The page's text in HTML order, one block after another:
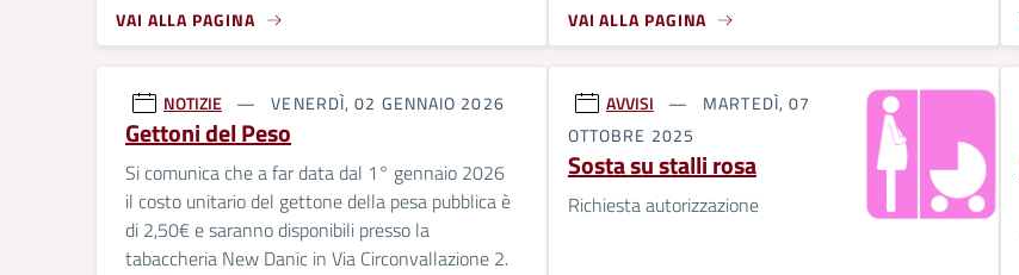
VAI ALLA PAGINA VAI ALLA PAGINA
NOTIZIE VENERDÌ, 02 GENNAIO 2026
Gettoni del Peso
Si comunica che a far data dal 1° gennaio 2026
il costo unitario del gettone della pesa pubblica è
di 2,50€ e saranno disponibili presso la
tabaccheria New Danic in Via Circonvallazione 2.
AVVISI
MARTEDÌ, 07
OTTOBRE 2025
Sosta su stalli rosa
Richiesta autorizzazione